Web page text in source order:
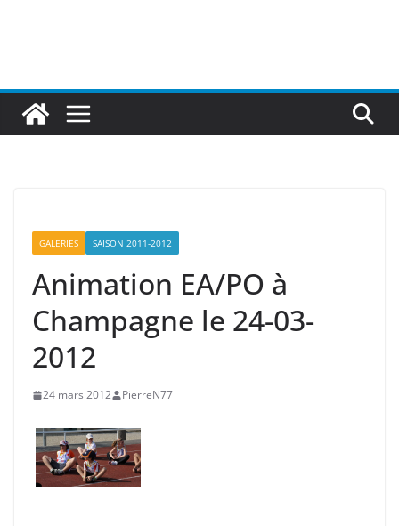
GALERIES SAISON 2011-2012
Animation EA/PO à
Champagne le 24-03-
2012
24 mars 2012 PierreN77